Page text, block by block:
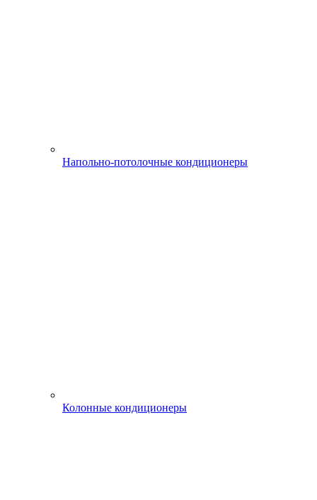
Напольно-потолочные кондиционеры
Колонные кондиционеры